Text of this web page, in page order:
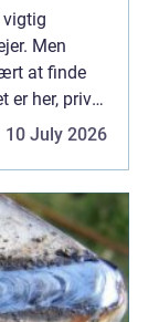
Men
at finde
er her, privat
10 July 2026